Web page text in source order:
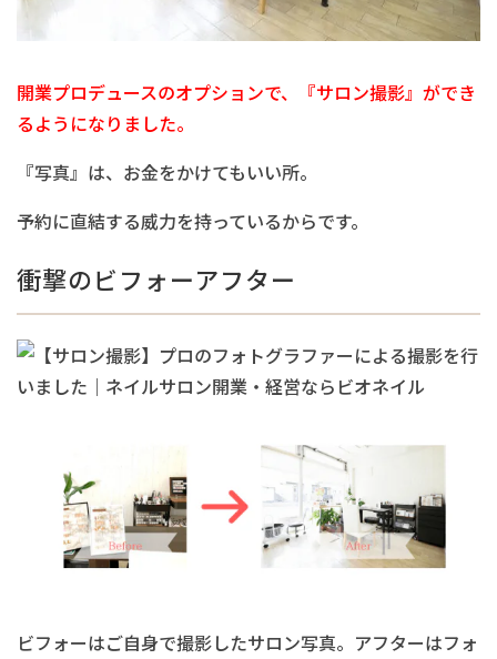
開業プロデュースのオプションで、『サロン撮影』ができ
るようになりました。
『写真』は、お金をかけてもいい所。
予約に直結する威力を持っているからです。
衝撃のビフォーアフター
ビフォーはご自身で撮影したサロン写真。アフターはフォ